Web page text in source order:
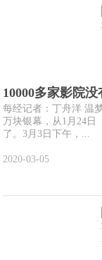
10000多家影院
每经记者：丁舟洋 温
万块银幕，从1月24日
了。3月3日下午，...
2020-03-05